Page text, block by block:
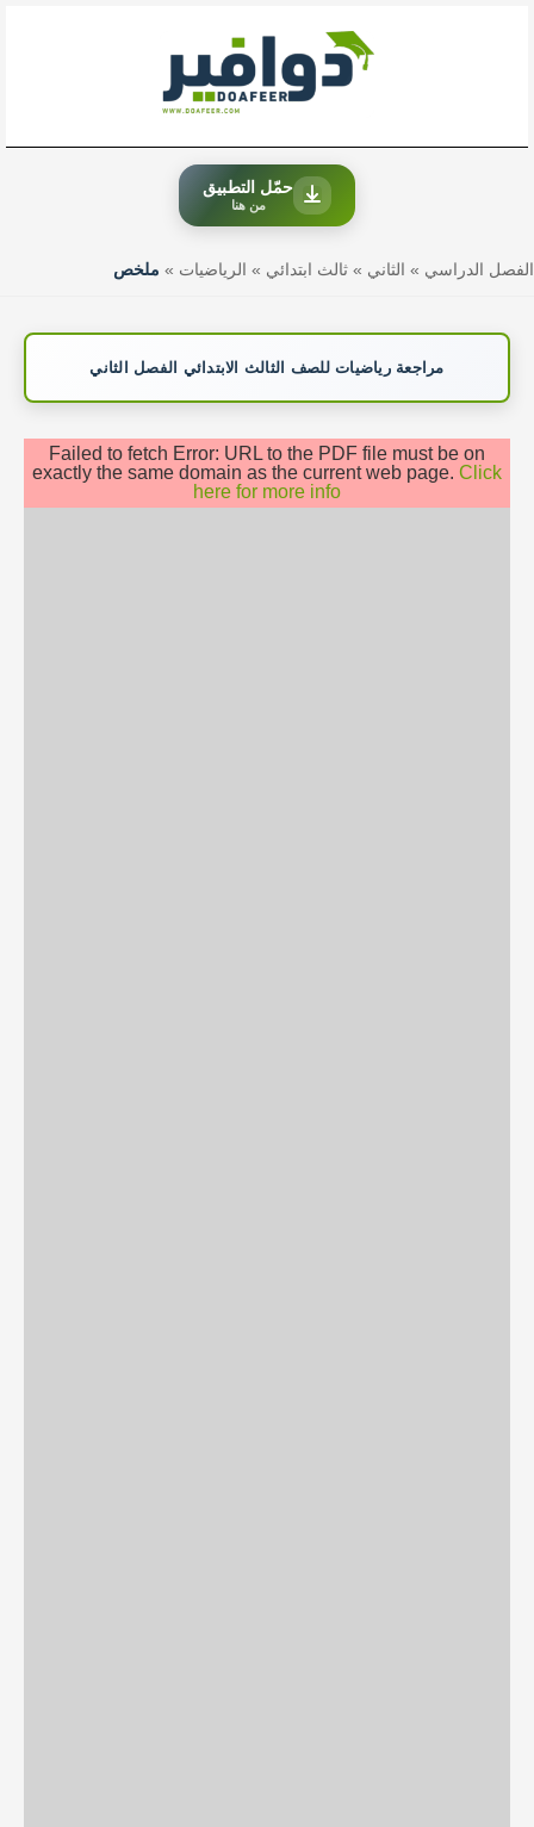
حمّل التطبيق
من هنا
الفصل الدراسي » الثاني » ثالث ابتدائي » الرياضيات » ملخص
مراجعة رياضيات للصف الثالث الابتدائي الفصل الثاني
Failed to fetch Error: URL to the PDF file must be on
exactly the same domain as the current web page. Click
here for more info